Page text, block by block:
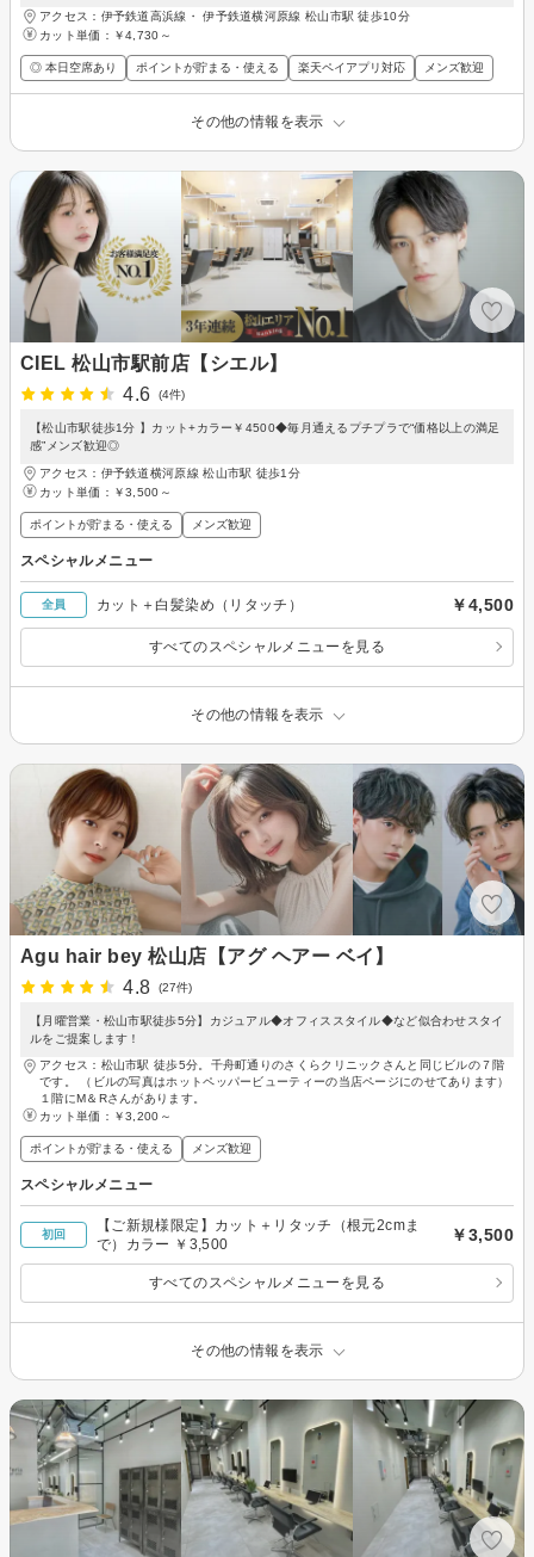
アクセス：伊予鉄道高浜線・ 伊予鉄道横河原線 松山市駅 徒歩10分
カット単価： ￥4,730～
◎ 本日空席あり ポイントが貯まる・使える 楽天ペイアプリ対応 メンズ歓迎
その他の情報を表示
CIEL 松山市駅前店【シエル】
4.6
(4件)
【松山市駅徒歩1分 】カット+カラー￥4500◆毎月通えるプチプラで“価格以上の満足
感”メンズ歓迎◎
アクセス：伊予鉄道横河原線 松山市駅 徒歩1分
カット単価： ￥3,500～
ポイントが貯まる・使える メンズ歓迎
スペシャルメニュー
全員 カット＋白髪染め（リタッチ） ￥4,500
すべてのスペシャルメニューを見る
その他の情報を表示
Agu hair bey 松山店【アグ ヘアー ベイ】
4.8
(27件)
【月曜営業・松山市駅徒歩5分】カジュアル◆オフィススタイル◆など似合わせスタイ
ルをご提案します！
アクセス：松山市駅 徒歩5分。千舟町通りのさくらクリニックさんと同じビルの７階
です。 （ビルの写真はホットペッパービューティーの当店ページにのせてあります）
１階にM＆Rさんがあります。
カット単価： ￥3,200～
ポイントが貯まる・使える メンズ歓迎
スペシャルメニュー
初回
【ご新規様限定】カット＋リタッチ（根元2cmま
で）カラー ￥3,500
￥3,500
すべてのスペシャルメニューを見る
その他の情報を表示